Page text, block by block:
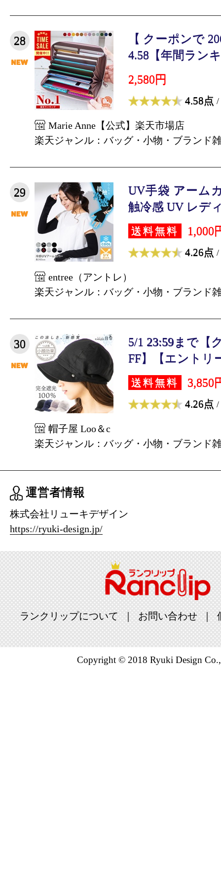
28
【 クーポンで
4.58【年間ラン
2,580円
4.58点 /
Marie Anne【公式】楽天市場店
楽天ジャンル：バッグ・小物・ブランド
29
UV手袋 アーム
触冷感 UV レデ
送料無料 1,000
4.26点 /
entree（アントレ）
楽天ジャンル：バッグ・小物・ブランド
30
5/1 23:59まで【
FF】【エントリ
送料無料 3,850
4.26点 /
帽子屋 Loo＆c
楽天ジャンル：バッグ・小物・ブランド
運営者情報
株式会社リューキデザイン
https://ryuki-design.jp/
ランクリップについて お問い合わせ
Copyright © 2018 Ryuki Design